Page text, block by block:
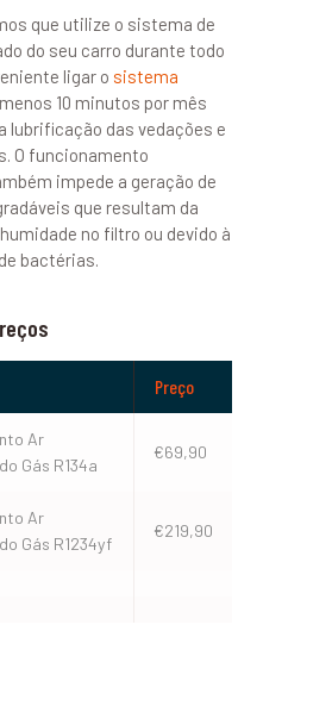
que utilize o sistema de
do seu carro durante todo
ligar o sistema
10 minutos por mês
lubrificação das vedações e
O funcionamento
impede a geração de
que resultam da
no filtro ou devido à
bactérias.
Preço
Ar
Gás R134a
€69,90
Ar
Gás R1234yf
€219,90